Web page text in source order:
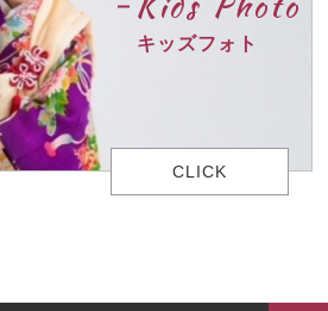
キッズフォト
CLICK